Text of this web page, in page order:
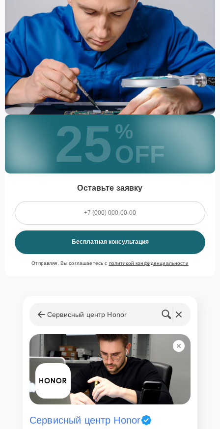
Наши специалисты понимают, насколько важен планшет Honor
для вашей работы или развлечений, поэтому мы минимизируем
время ремонта, сохраняя высокое качество. Мы также даем
рекомендации по эксплуатации, чтобы предотвратить поломки.
Как заказать ремонт
планшета Honor
Если ваш планшет Honor не включается, имеет разбитый экран,
проблемы с зарядкой или ПО, свяжитесь с нами по телефону
+7
(812) 602-41-60или через сайт. Мы проведем бесплатную
кратчайшие сроки. Наш сервисный центр в Санкт-Петербурге —
надежный выбор для ремонта планшетов Honor!
25 %
OFF
Оставьте заявку
Бесплатная консультация
Отправляя, Вы соглашаетесь с политикой конфиденциальности
Сервисный центр Honor
Сервисный центр Honor